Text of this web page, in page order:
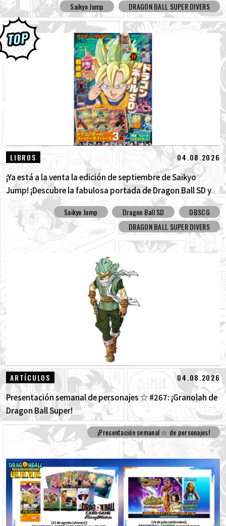
Saikyo Jump DRAGON BALL SUPER DIVERS
LIBROS 04.08.2026
¡Ya está a la venta la edición de septiembre de Saikyo
Jump! ¡Descubre la fabulosa portada de Dragon Ball SD y
todos los divertidos extras!
Saikyo Jump Dragon Ball SD
DBSCG
DRAGON BALL SUPER DIVERS
ARTÍCULOS 04.08.2026
Presentación semanal de personajes ☆ #267: ¡Granolah de
Dragon Ball Super!
¡Presentación semanal ☆ de personajes!